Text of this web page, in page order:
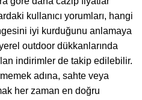
kullanıcı yorumları, hangi
iyi kurduğunu anlamaya
outdoor dükkanlarında
indirimler de takip edilebilir.
adına, sahte veya
her zaman en doğru